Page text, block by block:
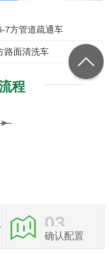
7方管道疏通车
路面清洗车
程
03
确认配置